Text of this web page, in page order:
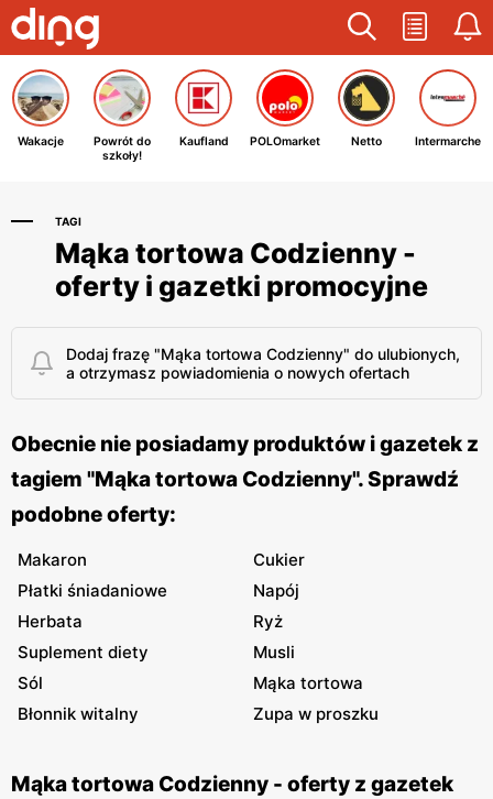
Wakacje
Powrót do
szkoły!
Kaufland POLOmarket Netto Intermarche
TAGI
Mąka tortowa Codzienny -
oferty i gazetki promocyjne
Dodaj frazę "Mąka tortowa Codzienny" do ulubionych,
a otrzymasz powiadomienia o nowych ofertach
Obecnie nie posiadamy produktów i gazetek z
tagiem "Mąka tortowa Codzienny". Sprawdź
podobne oferty:
Makaron
Cukier
Płatki śniadaniowe
Napój
Herbata
Ryż
Suplement diety
Musli
Sól
Mąka tortowa
Błonnik witalny
Zupa w proszku
Mąka tortowa Codzienny - oferty z gazetek